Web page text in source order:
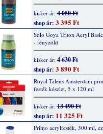
kisker ár:4 050 Ft
shop ár: 3 395 Ft
Solo Goya Triton Acryl
- fényzöld
kisker ár:4 630 Ft
shop ár: 3 890 Ft
Royal Talens Amsterdam
festék készlet, 5 x 120 ml
kisker ár:13 490 Ft
shop ár: 11 325 Ft
Primo acrylfesték, 300 ml,